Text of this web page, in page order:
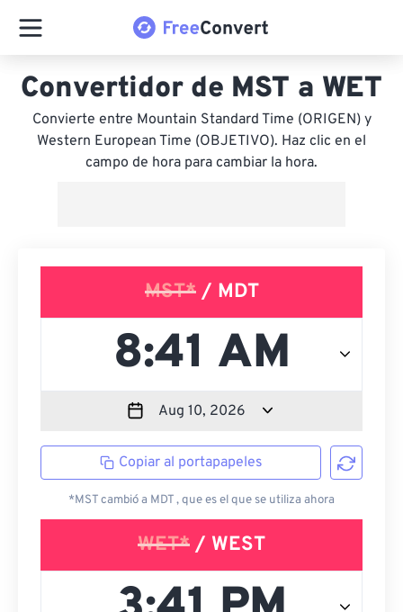
Convertidor de MST a WET
Convierte entre Mountain Standard Time (ORIGEN) y
Western European Time (OBJETIVO). Haz clic en el
campo de hora para cambiar la hora.
MST*/ MDT
Copiar al portapapeles
*MST cambió a MDT , que es el que se utiliza ahora
WET* / WEST